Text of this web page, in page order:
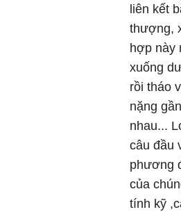
liên kết
thượng,
hợp này
xuống
rồi tháo
nặng
nhau...
câu đầu
phương
của
tính kỹ